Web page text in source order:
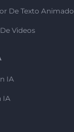
De Texto Animado
Videos
IA
IA